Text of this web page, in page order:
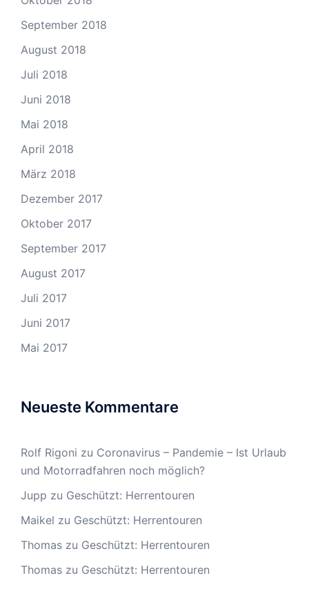
September 2018
August 2018
Juli 2018
Juni 2018
Mai 2018
April 2018
März 2018
Dezember 2017
Oktober 2017
September 2017
August 2017
Juli 2017
Juni 2017
Mai 2017
Neueste Kommentare
Rolf Rigoni zu Coronavirus – Pandemie – Ist Urlaub
und Motorradfahren noch möglich?
Jupp zu Geschützt: Herrentouren
Maikel zu Geschützt: Herrentouren
Thomas zu Geschützt: Herrentouren
Thomas zu Geschützt: Herrentouren